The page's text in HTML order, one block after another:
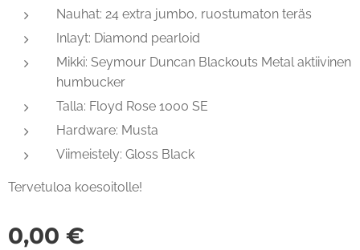
Nauhat: 24 extra jumbo, ruostumaton teräs
Inlayt: Diamond pearloid
Mikki: Seymour Duncan Blackouts Metal aktiivinen
humbucker
Talla: Floyd Rose 1000 SE
Hardware: Musta
Viimeistely: Gloss Black
Tervetuloa koesoitolle!
0,00 €